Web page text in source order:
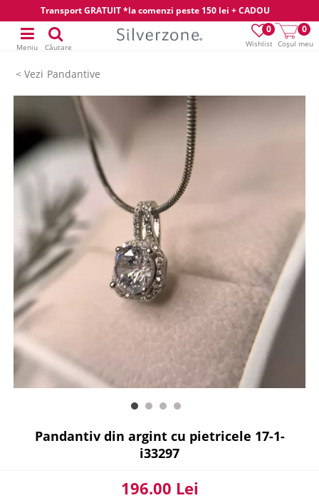
Transport GRATUIT *la comenzi peste 150 lei + CADOU
Wishlist
0
Coșul meu
0
Meniu Căutare
Pandantive
Pandantiv din argint cu pietricele 17-1-
i33297
196.00 Lei